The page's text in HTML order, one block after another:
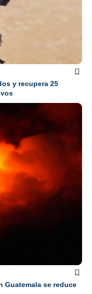
y recupera 25
se reduce